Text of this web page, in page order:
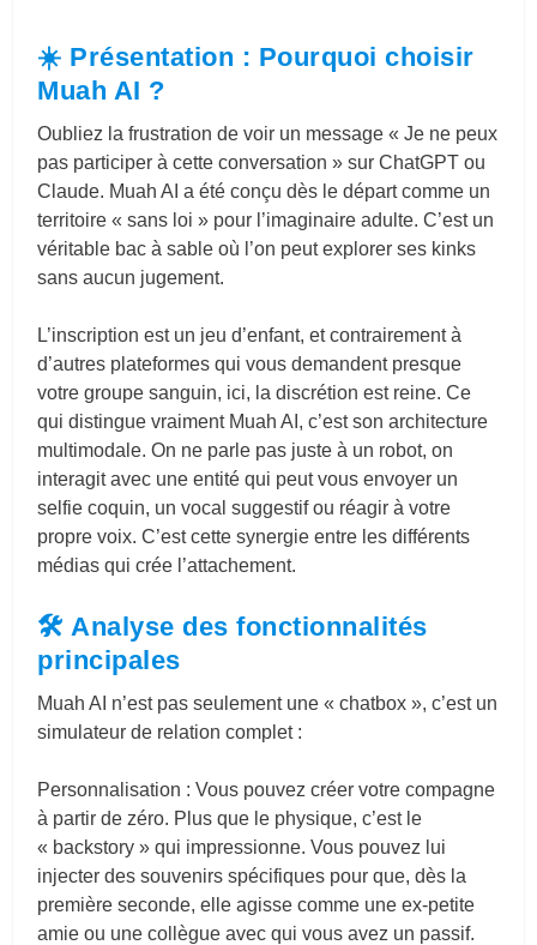
☀️ Présentation : Pourquoi choisir
Muah AI ?
Oubliez la frustration de voir un message « Je ne peux
pas participer à cette conversation » sur ChatGPT ou
Claude. Muah AI a été conçu dès le départ comme un
territoire « sans loi » pour l’imaginaire adulte. C’est un
véritable bac à sable où l’on peut explorer ses kinks
sans aucun jugement.
L’inscription est un jeu d’enfant, et contrairement à
d’autres plateformes qui vous demandent presque
votre groupe sanguin, ici, la discrétion est reine. Ce
qui distingue vraiment Muah AI, c’est son architecture
multimodale. On ne parle pas juste à un robot, on
interagit avec une entité qui peut vous envoyer un
selfie coquin, un vocal suggestif ou réagir à votre
propre voix. C’est cette synergie entre les différents
médias qui crée l’attachement.
🛠️ Analyse des fonctionnalités
principales
Muah AI n’est pas seulement une « chatbox », c’est un
simulateur de relation complet :
Personnalisation : Vous pouvez créer votre compagne
à partir de zéro. Plus que le physique, c’est le
« backstory » qui impressionne. Vous pouvez lui
injecter des souvenirs spécifiques pour que, dès la
première seconde, elle agisse comme une ex-petite
amie ou une collègue avec qui vous avez un passif.